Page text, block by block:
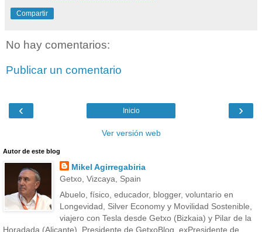
Compartir
No hay comentarios:
Publicar un comentario
‹ ›
Inicio
Ver versión web
Autor de este blog
Mikel Agirregabiria
Getxo, Vizcaya, Spain
Abuelo, físico, educador, blogger, voluntario en
Longevidad, Silver Economy y Movilidad Sostenible,
viajero con Tesla desde Getxo (Bizkaia) y Pilar de la
Horadada (Alicante), Presidente de GetxoBlog, exPresidente de